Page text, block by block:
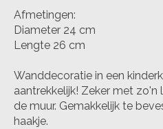
Afmetingen:
Diameter 24 cm
Lengte 26 cm
Wanddecoratie in een
aantrekkelijk! Zeker met zo'n
de muur. Gemakkelijk te
haakje.